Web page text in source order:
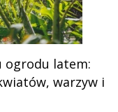
ogrodu latem:
warzyw i